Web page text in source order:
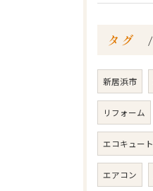
タグ
新居浜市
リフォーム
エコキュート
エアコン